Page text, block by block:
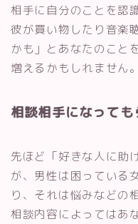
相手に自分のことを認
彼が買い物したり音楽
かも」とあなたのこと
増えるかもしれません。
相談相手になっても
先ほど「好きな人に助
が、男性は困っている
り、それは悩みなどの
相談内容によってはあ